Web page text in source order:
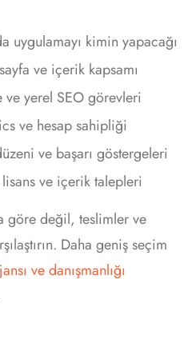
uygulamayı kimin yapacağı
ve içerik kapsamı
yerel SEO görevleri
ve hesap sahipliği
ve başarı göstergeleri
lisans ve içerik talepleri
göre değil, teslimler ve
Daha geniş seçim
ve danışmanlığı